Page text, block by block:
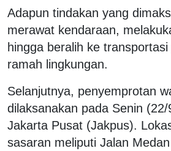
Adapun tindakan yang
merawat kendaraan,
hingga beralih ke
ramah lingkungan.
Selanjutnya, penyemprotan
dilaksanakan pada Senin
Jakarta Pusat (Jakpus).
sasaran meliputi Jalan